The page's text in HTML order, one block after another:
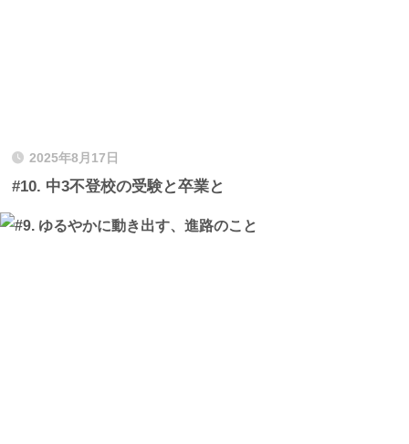
2025年8月17日
#10. 中3不登校の受験と卒業と